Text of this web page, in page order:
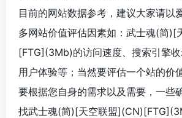
目前的网站数据参考，建议大家请以
多网站价值评估因素如：武士魂(简)[
[FTG](3Mb)的访问速度、搜索引擎收
用户体验等；当然要评估一个站的价
要根据您自身的需求以及需要，一些
找武士魂(简)[天空联盟